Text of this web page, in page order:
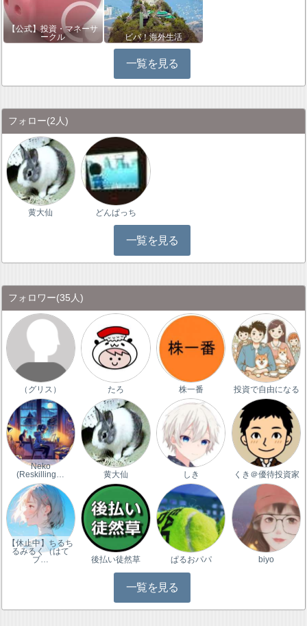
【公式】投資・マネーサ
ークル
ビバ！海外生活
一覧を見る
フォロー(2人)
黄大仙 どんぱっち
一覧を見る
フォロワー(35人)
（グリス） たろ 株一番 投資で自由になる
Neko
(Reskilling…
黄大仙 しき くき＠優待投資家
【休止中】ちるち
るみるく（はて
ブ…
後払い徒然草 ぱるおパパ biyo
一覧を見る